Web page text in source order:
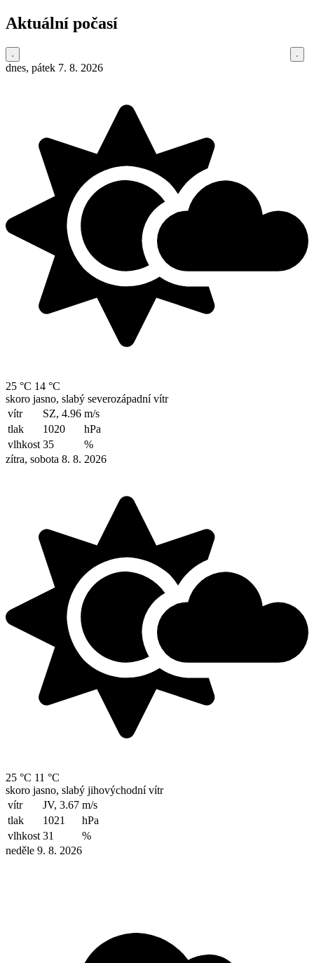
Aktuální počasí
dnes, pátek 7. 8. 2026
25 °C 14 °C
skoro jasno, slabý severozápadní vítr
vítr
SZ, 4.96 m/s
tlak
1020
hPa
vlhkost 35
%
zítra, sobota 8. 8. 2026
25 °C 11 °C
skoro jasno, slabý jihovýchodní vítr
vítr
JV, 3.67 m/s
tlak
1021
hPa
vlhkost 31
%
neděle 9. 8. 2026